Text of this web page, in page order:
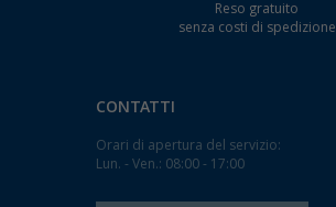
Reso gratuito
senza costi di spedizione
CONTATTI
Orari di apertura del servizio:
Lun. - Ven.: 08:00 - 17:00